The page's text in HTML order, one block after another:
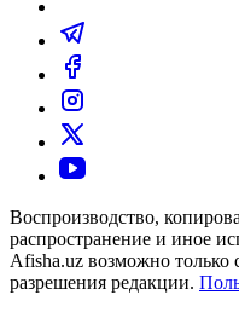
Воспроизводство,
распространение и иное
Afisha.uz возможно только
разрешения редакции.